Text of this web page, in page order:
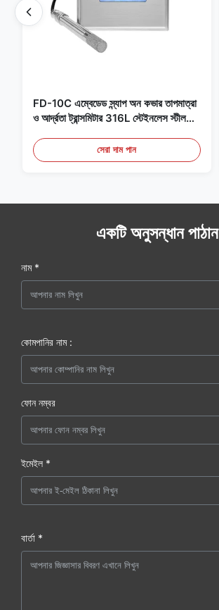
FD-10C এম্বেডেড স্ন্যাপ অন কভার তাপমাত্রা
ও আর্দ্রতা ট্রান্সমিটার 316L স্টেইনলেস স্টীল
সেরা দাম পান
একটি অনুসন্ধান পাঠান
নাম *
কোমপানির নাম :
ফোন নম্বর
ইমেইল *
বার্তা *